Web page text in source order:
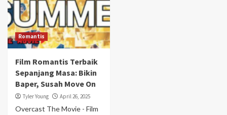
Romantis
Film Romantis Terbaik
Sepanjang Masa: Bikin
Baper, Susah Move On
Tyler Young April 26, 2025
Overcast The Movie - Film